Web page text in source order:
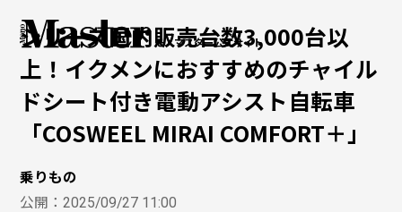
モノマスター公式サイト
シリーズ国内販売台数3,000台以
上！イクメンにおすすめのチャイル
ドシート付き電動アシスト自転車
「COSWEEL MIRAI COMFORT＋」
乗りもの
公開：2025/09/27 11:00